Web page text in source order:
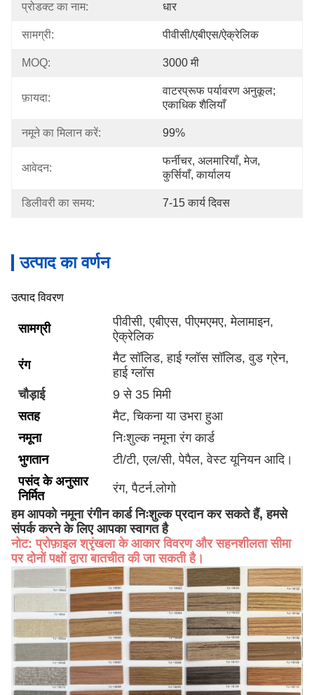
प्रोडक्ट का नाम: धार
सामग्री: पीवीसी/एबीएस/ऐक्रेलिक
MOQ: 3000 मी
फ़ायदा:
वाटरप्रूफ पर्यावरण अनुकूल;
एकाधिक शैलियाँ
नमूने का मिलान करें: 99%
आवेदन:
फर्नीचर, अलमारियाँ, मेज,
कुर्सियाँ, कार्यालय
डिलीवरी का समय: 7-15 कार्य दिवस
उत्पाद का वर्णन
उत्पाद विवरण
सामग्री
पीवीसी, एबीएस, पीएमएमए, मेलामाइन,
ऐक्रेलिक
रंग
मैट सॉलिड, हाई ग्लॉस सॉलिड, वुड ग्रेन,
हाई ग्लॉस
चौड़ाई
9 से 35 मिमी
सतह
मैट, चिकना या उभरा हुआ
नमूना
निःशुल्क नमूना रंग कार्ड
भुगतान
टी/टी, एल/सी, पेपैल, वेस्ट यूनियन आदि।
पसंद के अनुसार
निर्मित
रंग, पैटर्न.लोगो
हम आपको नमूना रंगीन कार्ड निःशुल्क प्रदान कर सकते हैं, हमसे
संपर्क करने के लिए आपका स्वागत है
नोट: प्रोफ़ाइल श्रृंखला के आकार विवरण और सहनशीलता सीमा
पर दोनों पक्षों द्वारा बातचीत की जा सकती है।